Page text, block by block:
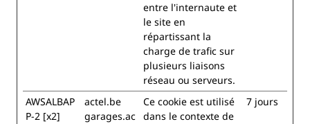
entre l'internaute et
le site en
répartissant la
charge de trafic sur
plusieurs liaisons
réseau ou serveurs.
AWSALBAP
P-2 [x2]
actel.be
garages.ac
Ce cookie est utilisé
dans le contexte de
7 jours